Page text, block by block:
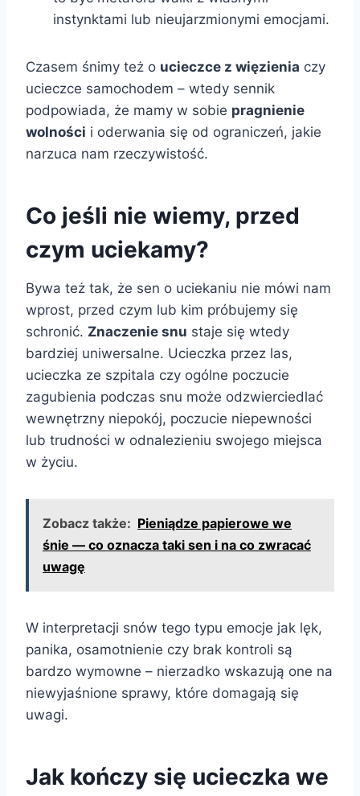
instynktami lub nieujarzmionymi emocjami.
Czasem śnimy też o ucieczce z więzienia czy
ucieczce samochodem – wtedy sennik
podpowiada, że mamy w sobie pragnienie
wolności i oderwania się od ograniczeń, jakie
narzuca nam rzeczywistość.
Co jeśli nie wiemy, przed
czym uciekamy?
Bywa też tak, że sen o uciekaniu nie mówi nam
wprost, przed czym lub kim próbujemy się
schronić. Znaczenie snu staje się wtedy
bardziej uniwersalne. Ucieczka przez las,
ucieczka ze szpitala czy ogólne poczucie
zagubienia podczas snu może odzwierciedlać
wewnętrzny niepokój, poczucie niepewności
lub trudności w odnalezieniu swojego miejsca
w życiu.
Zobacz także: Pieniądze papierowe we
śnie — co oznacza taki sen i na co zwracać
uwagę
W interpretacji snów tego typu emocje jak lęk,
panika, osamotnienie czy brak kontroli są
bardzo wymowne – nierzadko wskazują one na
niewyjaśnione sprawy, które domagają się
uwagi.
Jak kończy się ucieczka we